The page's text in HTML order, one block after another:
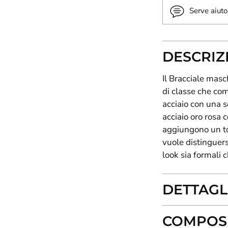
Serve
Il Bracciale
di classe che
acciaio con una
acciaio oro rosa
aggiungono un
vuole
look sia formali